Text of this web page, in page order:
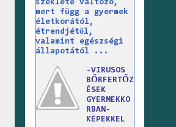
széklete változó,
mert függ a gyermek
életkorától,
étrendjétől,
valamint egészségi
állapotától ...
-VIRUSOS
BŐRFERTŐZ
ÉSEK
GYERMEKKO
RBAN-
KÉPEKKEL